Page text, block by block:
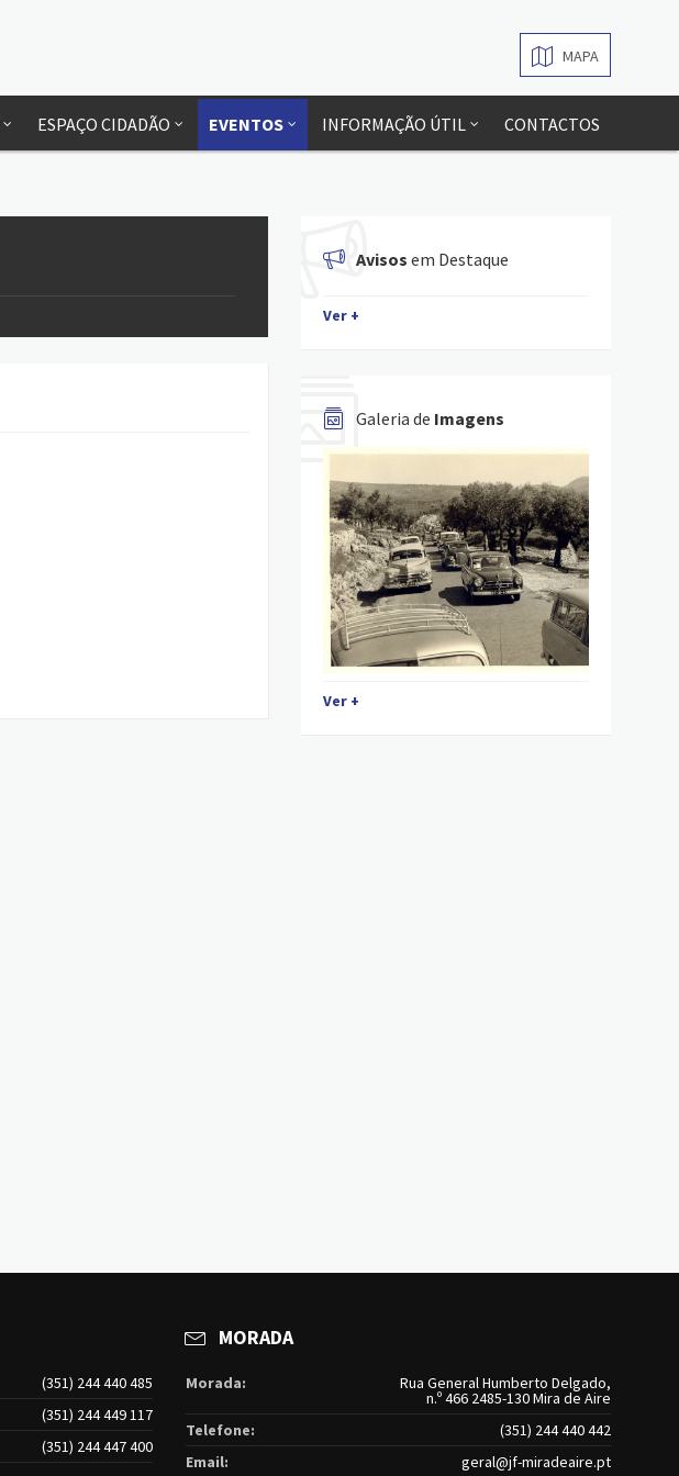
MAPA
ESPAÇO CIDADÃO EVENTOS INFORMAÇÃO ÚTIL CONTACTOS
Avisos em Destaque
Ver +
Galeria de Imagens
Ver +
(351) 244 440 485
(351) 244 449 117
(351) 244 447 400
MORADA
Morada: Rua General Humberto Delgado,
n.º 466 2485-130 Mira de Aire
Telefone:
(351) 244 440 442
Email:
geral@jf-miradeaire.pt